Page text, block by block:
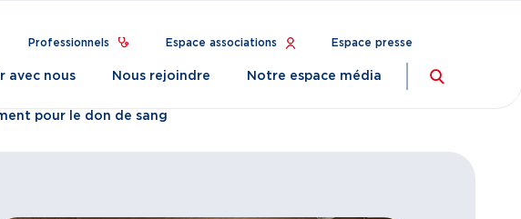
Professionnels Espace associations Espace presse
avec nous Nous rejoindre Notre espace média
pour le don de sang